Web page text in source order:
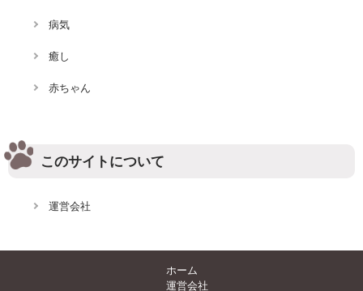
病気
癒し
赤ちゃん
このサイトについて
運営会社
ホーム
運営会社